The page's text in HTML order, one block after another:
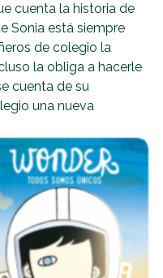
cuenta la historia de
Sonia está siempre
de colegio la
la obliga a hacerle
cuenta de su
una nueva